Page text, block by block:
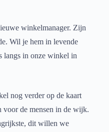
winkelmanager. Zijn
Wil je hem in levende
langs in onze winkel in
nog verder op de kaart
voor de mensen in de wijk.
dit willen we